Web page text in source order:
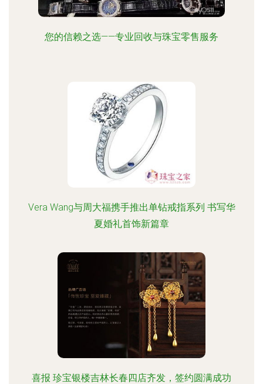
您的信赖之选——专业回收与珠宝零售服务
Vera Wang与周大福携手推出单钻戒指系列 书写华
夏婚礼首饰新篇章
喜报 珍宝银楼吉林长春四店齐发，签约圆满成功